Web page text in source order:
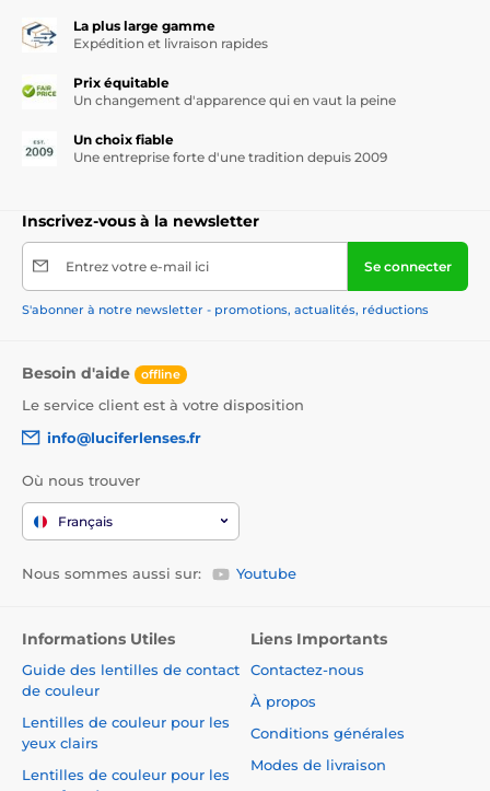
La plus large gamme
Expédition et livraison rapides
Prix équitable
Un changement d'apparence qui en vaut la peine
Un choix fiable
Une entreprise forte d'une tradition depuis 2009
Inscrivez-vous à la newsletter
Entrez votre e-mail ici Se connecter
S'abonner à notre newsletter - promotions, actualités, réductions
Besoin d'aide offline
Le service client est à votre disposition
info@luciferlenses.fr
Où nous trouver
Français
Nous sommes aussi sur: Youtube
Informations Utiles
Guide des lentilles de contact
de couleur
Lentilles de couleur pour les
yeux clairs
Lentilles de couleur pour les
Liens Importants
Contactez-nous
À propos
Conditions générales
Modes de livraison